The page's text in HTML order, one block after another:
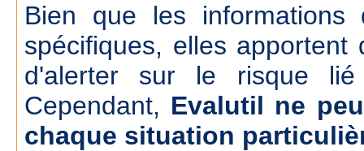
Bien que les informations
spécifiques, elles
d'alerter sur le risque
Cependant, Evalutil ne
chaque situation